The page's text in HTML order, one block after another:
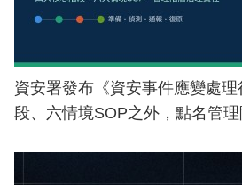
資安署發布《資安事件應變處
段、六情境SOP之外，點名管